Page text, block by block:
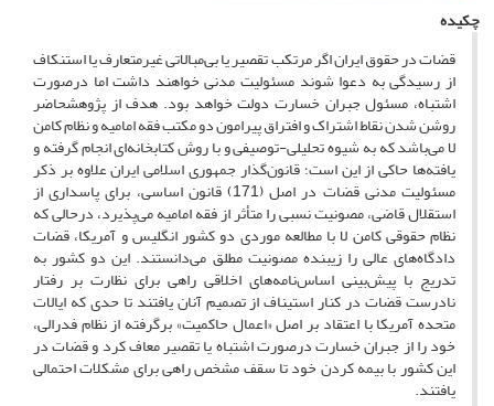
چکیده
قضات در حقوق ایران اگر مرتکب تقصیر یا بی‌مبالاتی غیرمتعارف یا استنکاف
از رسیدگی به دعوا شوند مسئولیت مدنی خواهند داشت اما درصورت
اشتباه، مسئول جبران خسارت دولت خواهد بود. هدف از پژوهشحاضر
روشن شدن نقاط اشتراک و افتراق پیرامون دو مکتب فقه امامیه و نظام کامن
لا می‌‌باشد که به شیوه تحلیلی-توصیفی و با روش کتابخانه‌‌ای انجام گرفته و
یافته‌‌ها حاکی از این است؛ قانون‌گذار جمهوری اسلامی ایران علاوه بر ذکر
مسئولیت مدنی قضات در اصل (171) قانون اساسی، برای پاسداری از
استقلال قاضی، مصونیت نسبی را متأثر از فقه امامیه می‌‌پذیرد، درحالی که
نظام حقوقی کامن لا با مطالعه موردی دو کشور انگلیس و آمریکا، قضات
دادگاه‌‌های عالی را زیبنده مصونیت مطلق می‌‌دانستند. این دو کشور به
تدریج با پیش‌‌بینی اساس‌نامه‌‌های اخلاقی راهی برای نظارت بر رفتار
نادرست قضات در کنار استیناف از تصمیم آنان یافتند تا حدی که ایالات
متحده آمریکا با اعتقاد بر اصل «اعمال حاکمیت» برگرفته از نظام فدرالی،
خود را از جبران خسارت درصورت اشتباه یا تقصیر معاف کرد و قضات در
این کشور با بیمه کردن خود تا سقف مشخص راهی برای مشکلات احتمالی
یافتند.